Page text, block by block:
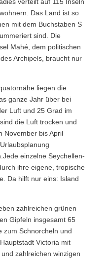
Das Land ist so
mit dem Buchstaben S
sind. Die
Mahé, dem politischen
Archipels, braucht nur
liegen die
ganze Jahr über bei
Luft und 25 Grad im
die Luft trocken und
November bis April
einzelne Seychellen-
ihre eigene, tropische
Da hilft nur eins: Island
zahlreichen grünen
Gipfeln insgesamt 65
zum Schnorcheln und
Victoria mit
zahlreichen winzigen